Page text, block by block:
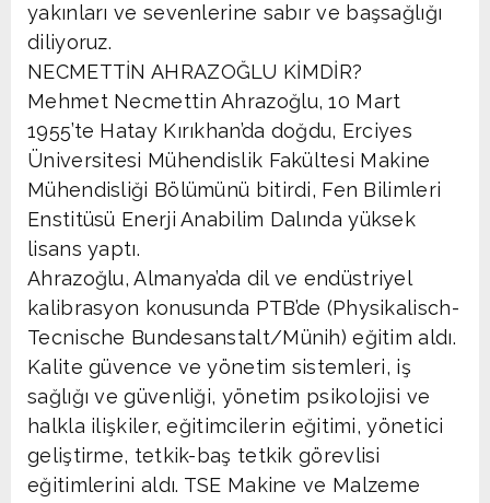
yakınları ve sevenlerine sabır ve başsağlığı
diliyoruz.
NECMETTİN AHRAZOĞLU KİMDİR?
Mehmet Necmettin Ahrazoğlu, 10 Mart
1955’te Hatay Kırıkhan’da doğdu, Erciyes
Üniversitesi Mühendislik Fakültesi Makine
Mühendisliği Bölümünü bitirdi, Fen Bilimleri
Enstitüsü Enerji Anabilim Dalında yüksek
lisans yaptı.
Ahrazoğlu, Almanya’da dil ve endüstriyel
kalibrasyon konusunda PTB’de (Physikalisch-
Tecnische Bundesanstalt/Münih) eğitim aldı.
Kalite güvence ve yönetim sistemleri, iş
sağlığı ve güvenliği, yönetim psikolojisi ve
halkla ilişkiler, eğitimcilerin eğitimi, yönetici
geliştirme, tetkik-baş tetkik görevlisi
eğitimlerini aldı. TSE Makine ve Malzeme